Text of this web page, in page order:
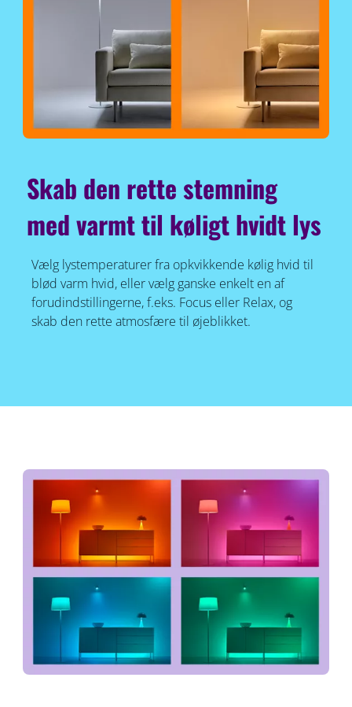
Skab den rette stemning
med varmt til køligt hvidt lys
Vælg lystemperaturer fra opkvikkende kølig hvid til
blød varm hvid, eller vælg ganske enkelt en af
forudindstillingerne, f.eks. Focus eller Relax, og
skab den rette atmosfære til øjeblikket.